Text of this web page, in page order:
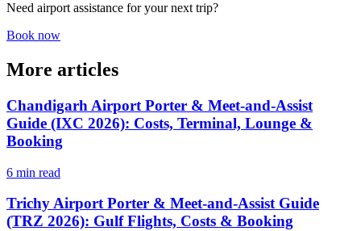
Need airport assistance for your next trip?
Book now
More articles
Chandigarh Airport Porter & Meet-and-Assist
Guide (IXC 2026): Costs, Terminal, Lounge &
Booking
6 min read
Trichy Airport Porter & Meet-and-Assist Guide
(TRZ 2026): Gulf Flights, Costs & Booking